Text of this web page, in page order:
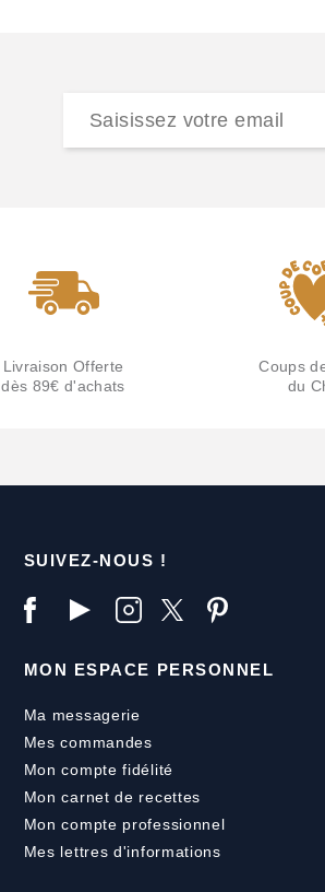
Livraison Offerte
dès 89€ d'achats
Coups
du
SUIVEZ-NOUS !
MON ESPACE PERSONNEL
Ma messagerie
Mes commandes
Mon compte fidélité
Mon carnet de recettes
Mon compte professionnel
Mes lettres d'informations